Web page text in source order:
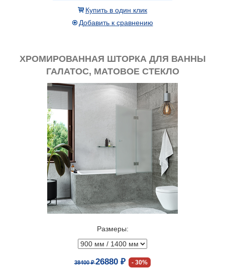
Купить в один клик
Добавить к сравнению
ХРОМИРОВАННАЯ ШТОРКА ДЛЯ ВАННЫ
ГАЛАТОС, МАТОВОЕ СТЕКЛО
Размеры:
38400 ₽26880 ₽ 30%